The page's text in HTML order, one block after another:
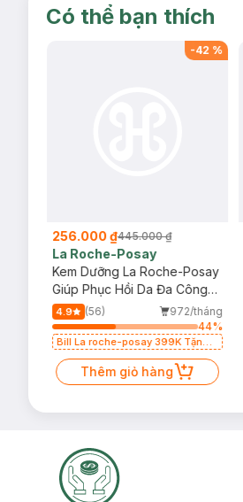
Có thể bạn thích
-42%
256.000 ₫445.000 ₫
La Roche-Posay
Kem Dưỡng La Roche-Posay
Giúp Phục Hồi Da Đa Công
Dụng 40ml
4.9 (56)
972/tháng
44%
Bill La roche-posay 399K Tặng
50ml (SL có hạn)
Thêm giỏ hàng